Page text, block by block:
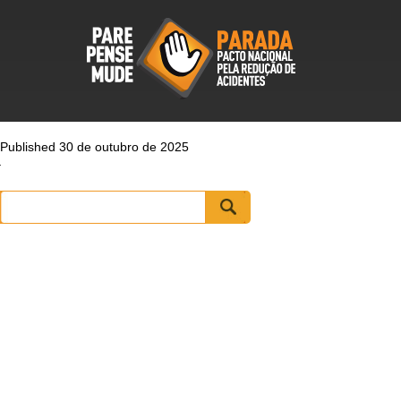
Published 30 de outubro de 2025
Pesquisar
por: